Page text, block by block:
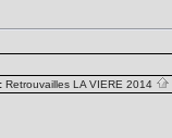
Retrouvailles LA VIERE 2014